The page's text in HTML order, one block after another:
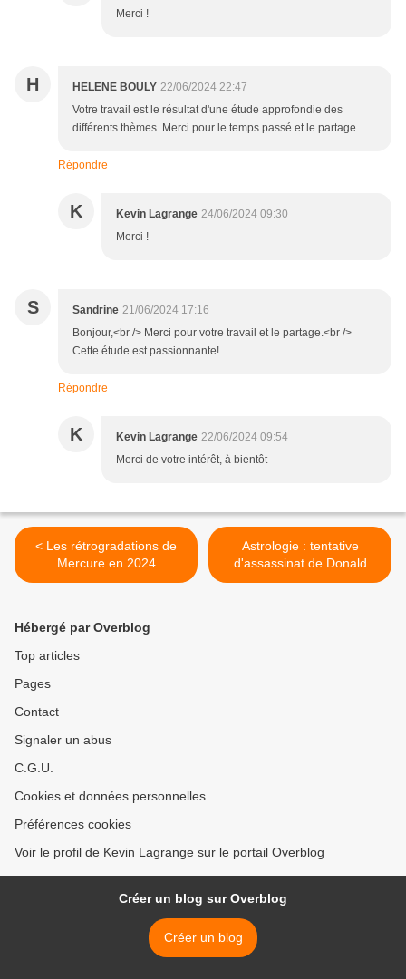
Merci !
H HELENE BOULY 22/06/2024 22:47
Votre travail est le résultat d'une étude approfondie des
différents thèmes. Merci pour le temps passé et le partage.
Répondre
K Kevin Lagrange 24/06/2024 09:30
Merci !
S Sandrine 21/06/2024 17:16
Bonjour,<br /> Merci pour votre travail et le partage.<br />
Cette étude est passionnante!
Répondre
K Kevin Lagrange 22/06/2024 09:54
Merci de votre intérêt, à bientôt
< Les rétrogradations de
Mercure en 2024
Astrologie : tentative
d'assassinat de Donald
Trump >
Hébergé par Overblog
Top articles
Pages
Contact
Signaler un abus
C.G.U.
Cookies et données personnelles
Préférences cookies
Voir le profil de Kevin Lagrange sur le portail Overblog
Créer un blog sur Overblog
Créer un blog